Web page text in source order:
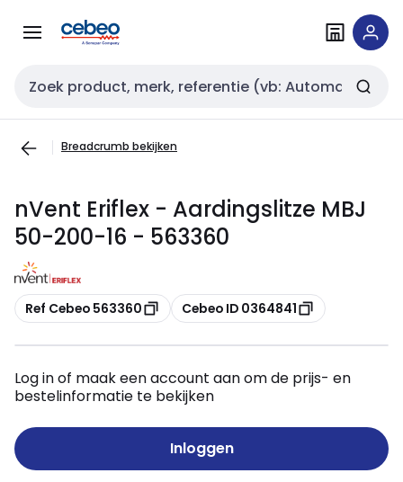
naar
naar
Zoekveld invoer
Breadcrumb bekijken
nVent Eriflex - Aardingslitze MBJ
50-200-16 - 563360
Kopiëren
Ref Cebeo 563360 Kopiëren
Cebeo ID 0364841
Log in of maak een account aan om de prijs- en
bestelinformatie te bekijken
Inloggen